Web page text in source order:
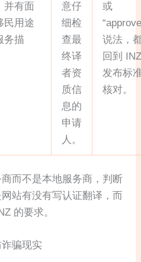
并有面
民用途
务描
意仔
细检
查最
终译
者资
质信
息的
申请
人。
或
说法，
回到
发布标
核对。
而不是本地服务商，判断
站有没有写认证翻译，而
的要求。
骗现实